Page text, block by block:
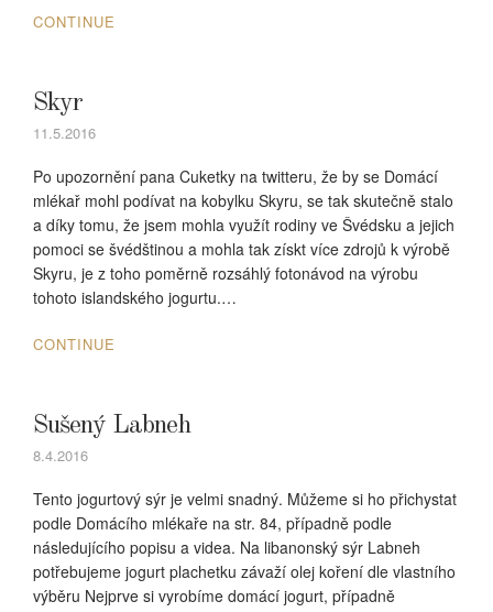
CONTINUE
Skyr
11.5.2016
Po upozornění pana Cuketky na twitteru, že by se Domácí
mlékař mohl podívat na kobylku Skyru, se tak skutečně stalo
a díky tomu, že jsem mohla využít rodiny ve Švédsku a jejich
pomoci se švédštinou a mohla tak získt více zdrojů k výrobě
Skyru, je z toho poměrně rozsáhlý fotonávod na výrobu
tohoto islandského jogurtu.…
CONTINUE
Sušený Labneh
8.4.2016
Tento jogurtový sýr je velmi snadný. Můžeme si ho přichystat
podle Domácího mlékaře na str. 84, případně podle
následujícího popisu a videa. Na libanonský sýr Labneh
potřebujeme jogurt plachetku závaží olej koření dle vlastního
výběru Nejprve si vyrobíme domácí jogurt, případně